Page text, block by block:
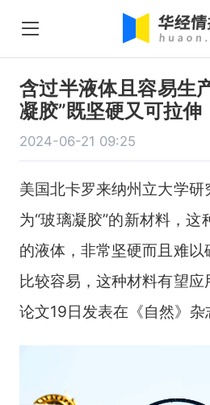
含过半液体且容易生
凝胶”既坚硬又可拉伸
2024-06-21 09:25
美国北卡罗来纳州立大学研
为“玻璃凝胶”的新材料，这
的液体，非常坚硬而且难
比较容易，这种材料有望
论文19日发表在《自然》杂